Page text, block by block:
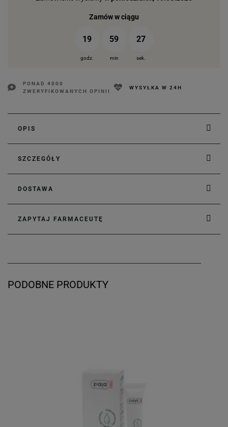
Zamów w ciągu
19 59 26
godz. min sek.
PONAD 4000
ZWERYFIKOWANYCH OPINII
WYSYŁKA W 24H
OPIS
SZCZEGÓŁY
DOSTAWA
ZAPYTAJ FARMACEUTĘ
PODOBNE PRODUKTY